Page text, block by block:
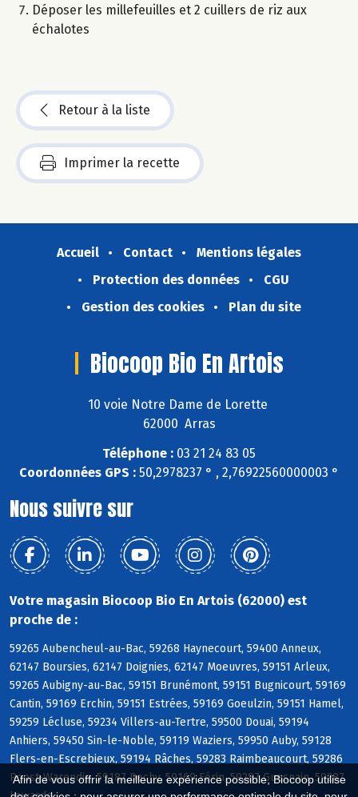
Afin de vous offrir la meilleure expérience possible, Biocoop utilise
Déposer les millefeuilles et 2 cuillers de riz aux
échalotes
Retour à la liste
Imprimer la recette
Accueil Contact
Mentions légales
Protection des données
CGU
Gestion des cookies
Plan du site
Biocoop Bio En Artois
10 voie Notre Dame de Lorette
62000 Arras
Téléphone : 03 21 24 83 05
Coordonnées GPS : 50,2978237 ° , 2,76922560000003 °
Nous suivre sur
Votre magasin Biocoop Bio En Artois (62000) est
proche de :
59265 Aubencheul-au-Bac, 59268 Haynecourt, 59400 Anneux,
62147 Boursies, 62147 Doignies, 62147 Moeuvres, 59151 Arleux,
59265 Aubigny-au-Bac, 59151 Brunémont, 59151 Bugnicourt, 59169
Cantin, 59169 Erchin, 59151 Estrées, 59169 Goeulzin, 59151 Hamel,
59259 Lécluse, 59234 Villers-au-Tertre, 59500 Douai, 59194
Anhiers, 59450 Sin-le-Noble, 59119 Waziers, 59950 Auby, 59128
Flers-en-Escrebieux, 59194 Râches, 59283 Raimbeaucourt, 59286
Roost-Warendin, 59187 Dechy, 59169 Férin, 59287 Guesnain, 59287